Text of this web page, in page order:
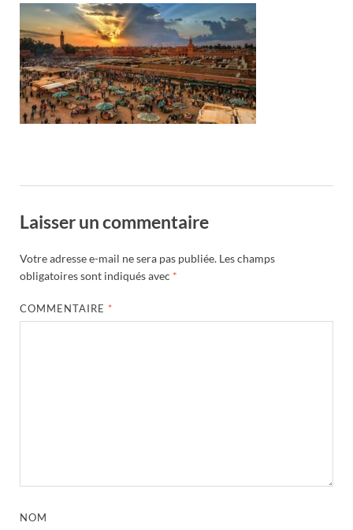
Laisser un commentaire
Votre adresse e-mail ne sera pas publiée. Les champs
obligatoires sont indiqués avec *
COMMENTAIRE *
NOM